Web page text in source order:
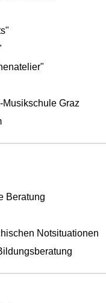
Graz
Beratung
Notsituationen